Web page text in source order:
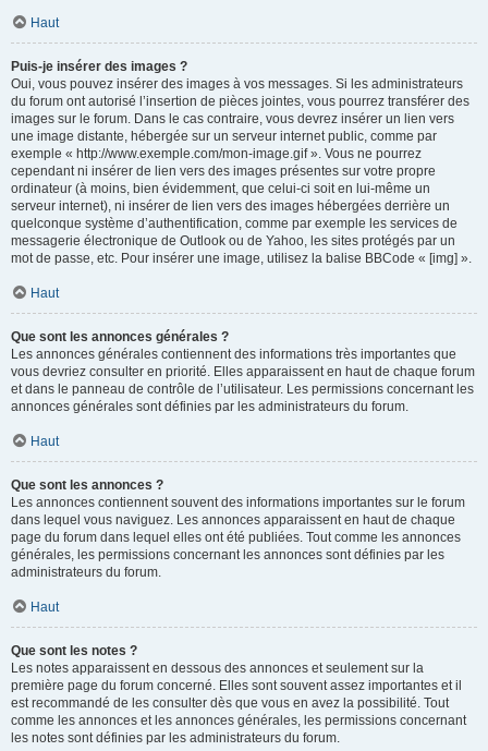
Haut
Puis-je insérer des images ?
Oui, vous pouvez insérer des images à vos messages. Si les administrateurs
du forum ont autorisé l’insertion de pièces jointes, vous pourrez transférer des
images sur le forum. Dans le cas contraire, vous devrez insérer un lien vers
une image distante, hébergée sur un serveur internet public, comme par
exemple « http://www.exemple.com/mon-image.gif ». Vous ne pourrez
cependant ni insérer de lien vers des images présentes sur votre propre
ordinateur (à moins, bien évidemment, que celui-ci soit en lui-même un
serveur internet), ni insérer de lien vers des images hébergées derrière un
quelconque système d’authentification, comme par exemple les services de
messagerie électronique de Outlook ou de Yahoo, les sites protégés par un
mot de passe, etc. Pour insérer une image, utilisez la balise BBCode « [img] ».
Haut
Que sont les annonces générales ?
Les annonces générales contiennent des informations très importantes que
vous devriez consulter en priorité. Elles apparaissent en haut de chaque forum
et dans le panneau de contrôle de l’utilisateur. Les permissions concernant les
annonces générales sont définies par les administrateurs du forum.
Haut
Que sont les annonces ?
Les annonces contiennent souvent des informations importantes sur le forum
dans lequel vous naviguez. Les annonces apparaissent en haut de chaque
page du forum dans lequel elles ont été publiées. Tout comme les annonces
générales, les permissions concernant les annonces sont définies par les
administrateurs du forum.
Haut
Que sont les notes ?
Les notes apparaissent en dessous des annonces et seulement sur la
première page du forum concerné. Elles sont souvent assez importantes et il
est recommandé de les consulter dès que vous en avez la possibilité. Tout
comme les annonces et les annonces générales, les permissions concernant
les notes sont définies par les administrateurs du forum.